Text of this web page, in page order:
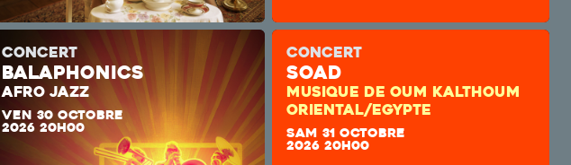
CONCERT
BALAPHONICS
AFRO JAZZ
VEN 30 OCTOBRE
2026 20H00
CONCERT
SOAD
MUSIQUE DE OUM KALTHOUM
ORIENTAL/EGYPTE
SAM 31 OCTOBRE
2026 20H00